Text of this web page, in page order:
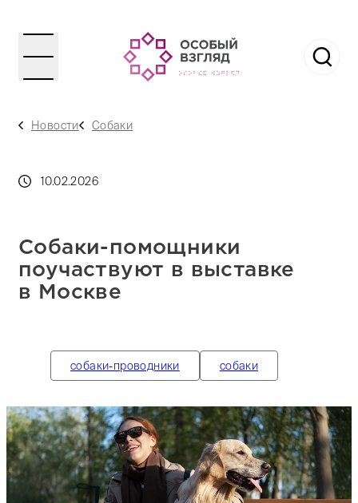
Новости Собаки
10.02.2026
Собаки-помощники
поучаствуют в выставке
в Москве
собаки-проводники собаки